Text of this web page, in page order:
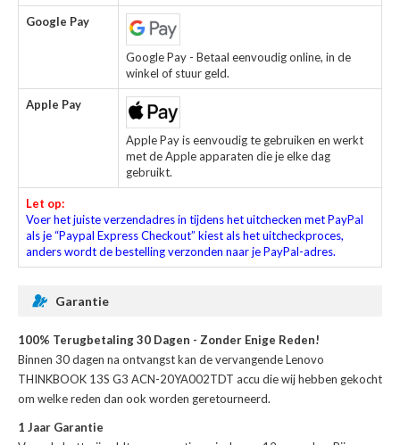
Google Pay
Google Pay - Betaal eenvoudig online, in de
winkel of stuur geld.
Apple Pay
Apple Pay is eenvoudig te gebruiken en werkt
met de Apple apparaten die je elke dag
gebruikt.
Let op:
Voer het juiste verzendadres in tijdens het uitchecken met PayPal
als je “Paypal Express Checkout” kiest als het uitcheckproces,
anders wordt de bestelling verzonden naar je PayPal-adres.
Garantie
100% Terugbetaling 30 Dagen - Zonder Enige Reden!
Binnen 30 dagen na ontvangst kan devervangende Lenovo
THINKBOOK 13S G3 ACN-20YA002TDT accu die wij hebben gekocht
om welke reden dan ook worden geretourneerd.
1 Jaar Garantie